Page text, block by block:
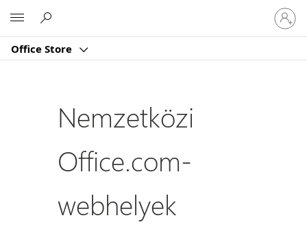
Office Store
be
a
Nemzetközi
Office.com-
webhelyek